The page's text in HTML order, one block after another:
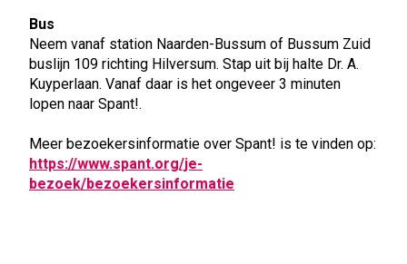
Bus
Neem vanaf station Naarden-Bussum of Bussum Zuid
buslijn 109 richting Hilversum. Stap uit bij halte Dr. A.
Kuyperlaan. Vanaf daar is het ongeveer 3 minuten
lopen naar Spant!.
Meer bezoekersinformatie over Spant! is te vinden op:
https://www.spant.org/je-
bezoek/bezoekersinformatie